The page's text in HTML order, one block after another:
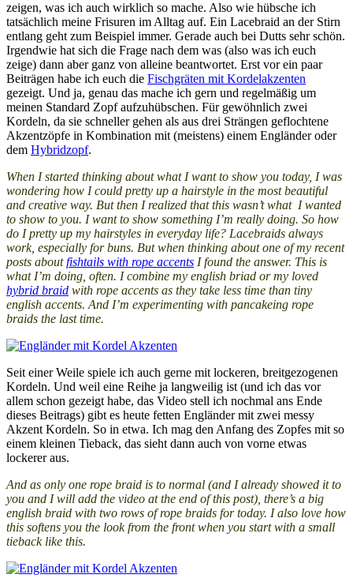
zeigen, was ich auch wirklich so mache. Also wie hübsche ich
tatsächlich meine Frisuren im Alltag auf. Ein Lacebraid an der Stirn
entlang geht zum Beispiel immer. Gerade auch bei Dutts sehr schön.
Irgendwie hat sich die Frage nach dem was (also was ich euch
zeige) dann aber ganz von alleine beantwortet. Erst vor ein paar
Beiträgen habe ich euch die Fischgräten mit Kordelakzenten
gezeigt. Und ja, genau das mache ich gern und regelmäßig um
meinen Standard Zopf aufzuhübschen. Für gewöhnlich zwei
Kordeln, da sie schneller gehen als aus drei Strängen geflochtene
Akzentzöpfe in Kombination mit (meistens) einem Engländer oder
dem Hybridzopf.
When I started thinking about what I want to show you today, I was
wondering how I could pretty up a hairstyle in the most beautiful
and creative way. But then I realized that this wasn’t what I wanted
to show to you. I want to show something I’m really doing. So how
do I pretty up my hairstyles in everyday life? Lacebraids always
work, especially for buns. But when thinking about one of my recent
posts aboutfishtails with rope accents I found the answer. This is
what I’m doing, often. I combine my english briad or my loved
hybrid braid with rope accents as they take less time than tiny
english accents. And I’m experimenting with pancakeing rope
braids the last time.
Seit einer Weile spiele ich auch gerne mit lockeren, breitgezogenen
Kordeln. Und weil eine Reihe ja langweilig ist (und ich das vor
allem schon gezeigt habe, das Video stell ich nochmal ans Ende
dieses Beitrags) gibt es heute fetten Engländer mit zwei messy
Akzent Kordeln. So in etwa. Ich mag den Anfang des Zopfes mit so
einem kleinen Tieback, das sieht dann auch von vorne etwas
lockerer aus.
And as only one rope braid is to normal (and I already showed it to
you and I will add the video at the end of this post), there’s a big
english braid with two rows of rope braids for today. I also love how
this softens you the look from the front when you start with a small
tieback like this.